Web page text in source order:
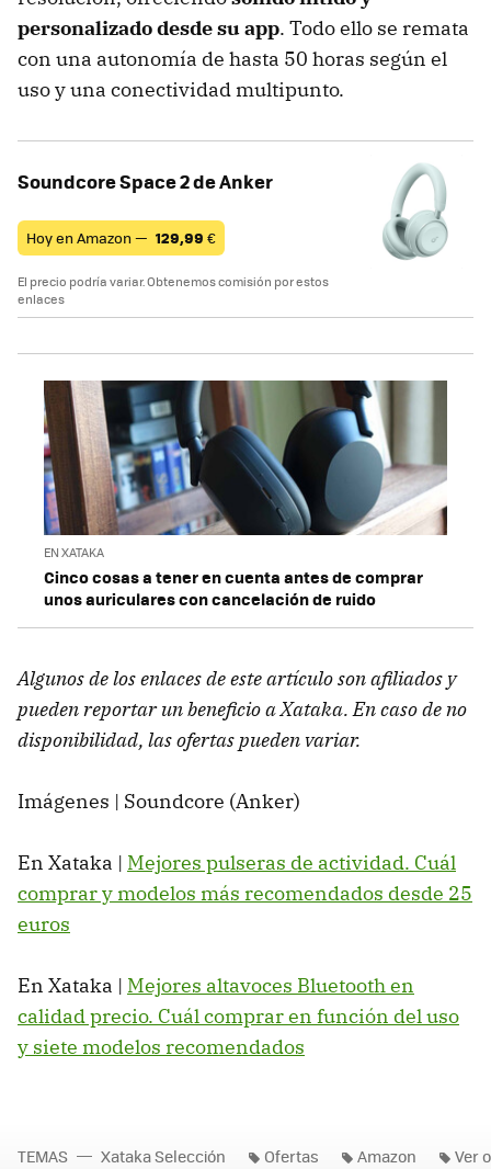
personalizado desde su app. Todo ello se remata
con una autonomía de hasta 50 horas según el
uso y una conectividad multipunto.
Soundcore Space 2 de Anker
Hoy en Amazon — 129,99 €
El precio podría variar. Obtenemos comisión por estos
enlaces
EN XATAKA
Cinco cosas a tener en cuenta antes de comprar
unos auriculares con cancelación de ruido
Algunos de los enlaces de este artículo son afiliados y
pueden reportar un beneficio a Xataka. En caso de no
disponibilidad, las ofertas pueden variar.
Imágenes | Soundcore (Anker)
En Xataka | Mejores pulseras de actividad. Cuál
comprar y modelos más recomendados desde 25
euros
En Xataka | Mejores altavoces Bluetooth en
calidad precio. Cuál comprar en función del uso
y siete modelos recomendados
TEMAS Xataka Selección Ofertas Amazon Ver